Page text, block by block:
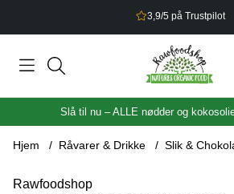
3,9/5 på Trustpilot
Slå til nu – ALLE nødder og
Hjem Råvarer & Drikke Slik &
Rawfoodshop